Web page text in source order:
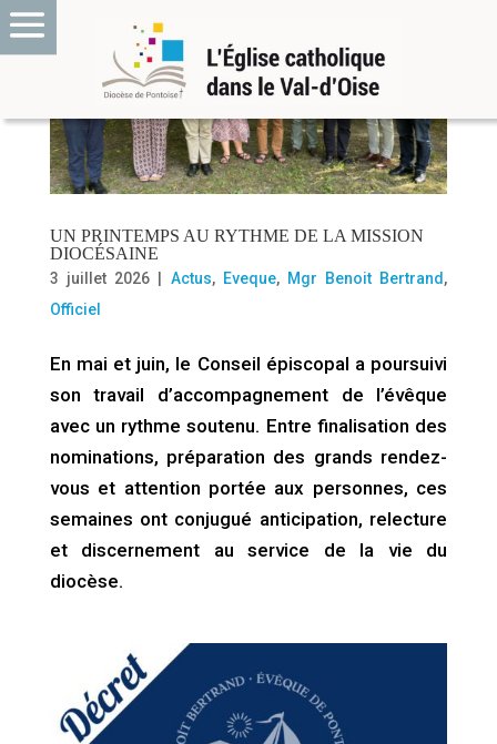
UN PRINTEMPS AU RYTHME DE LA MISSION
DIOCÉSAINE
3 juillet 2026 | Actus, Eveque, Mgr Benoit Bertrand,
Officiel
En mai et juin, le Conseil épiscopal a poursuivi
son travail d’accompagnement de l’évêque
avec un rythme soutenu. Entre finalisation des
nominations, préparation des grands rendez-
vous et attention portée aux personnes, ces
semaines ont conjugué anticipation, relecture
et discernement au service de la vie du
diocèse.